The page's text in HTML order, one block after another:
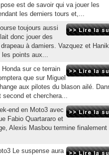
est de savoir qui va jouer les
les derniers tours et,...
toujours aussi
donc jouer des
à damiers. Vazquez et
points aux...
sur ce terrain
que sur Miguel
aux pilotes du blason ailé.
second et cherchera...
end en Moto3 avec
Fabio Quartararo et
Alexis Masbou termine finalement
Le suspense aura